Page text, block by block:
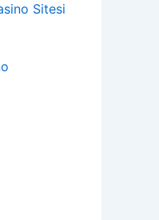
Sitesi